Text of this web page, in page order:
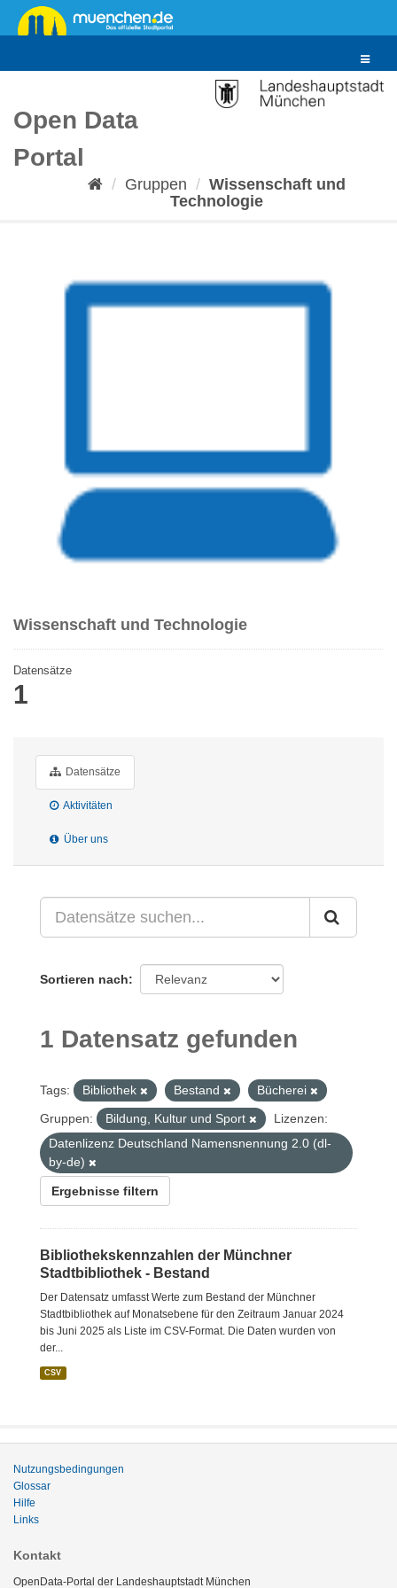
Überspringen
zum
Toggle
Open Data
Portal
Gruppen
Wissenschaft und
Technologie
Wissenschaft und Technologie
Datensätze
1
Datensätze
Aktivitäten
Über uns
Sortieren nach
1 Datensatz gefunden
Tags: Bibliothek Bestand
Bücherei
Gruppen:
Bildung, Kultur und Sport
Lizenzen:
Datenlizenz Deutschland Namensnennung 2.0 (dl-
by-de)
Ergebnisse filtern
Bibliothekskennzahlen der Münchner
Stadtbibliothek - Bestand
Der Datensatz umfasst Werte zum Bestand der Münchner
Stadtbibliothek auf Monatsebene für den Zeitraum Januar 2024
bis Juni 2025 als Liste im CSV-Format. Die Daten wurden von
der...
CSV
Nutzungsbedingungen
Glossar
Hilfe
Links
Kontakt
OpenData-Portal der Landeshauptstadt München